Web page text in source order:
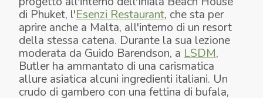
di Phuket, l'Esenzi Restaurant, che sta per
aprire anche a Malta, all'interno di un resort
della stessa catena. Durante la sua lezione
moderata da Guido Barendson, a LSDM,
Butler ha ammantato di una carismatica
allure asiatica alcuni ingredienti italiani. Un
crudo di gambero con una fettina di bufala,